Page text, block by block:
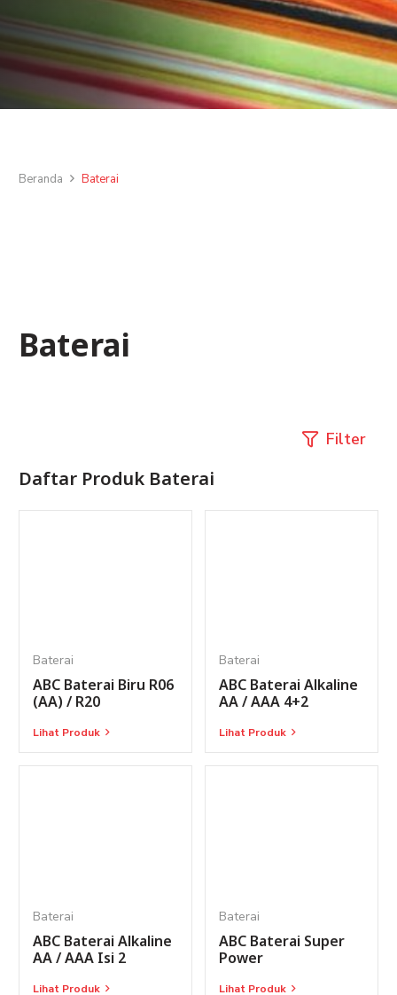
Beranda Baterai
Baterai
Filter
Daftar Produk Baterai
Baterai
ABC Baterai Biru R06
(AA) / R20
Lihat Produk
Baterai
ABC Baterai Alkaline
AA / AAA 4+2
Lihat Produk
Baterai
ABC Baterai Alkaline
AA / AAA Isi 2
Lihat Produk
Baterai
ABC Baterai Super
Power
Lihat Produk